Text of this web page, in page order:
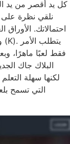
نلقي نظرة على
فقط لعبًا ماهرًا،
البلاك جاك
لكنها سهلة
التي تسمح